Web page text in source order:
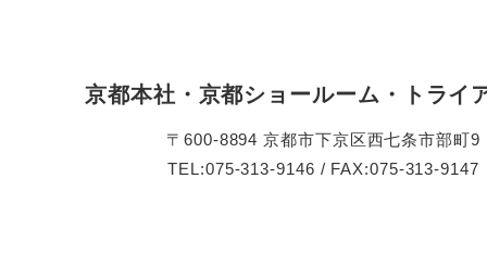
京都本社・京都ショールーム・トライ
〒600-8894 京都市下京区西七条市部町9
TEL:075-313-9146 / FAX:075-313-9147